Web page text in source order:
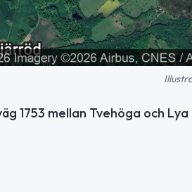
1753 mellan Tvehöga och